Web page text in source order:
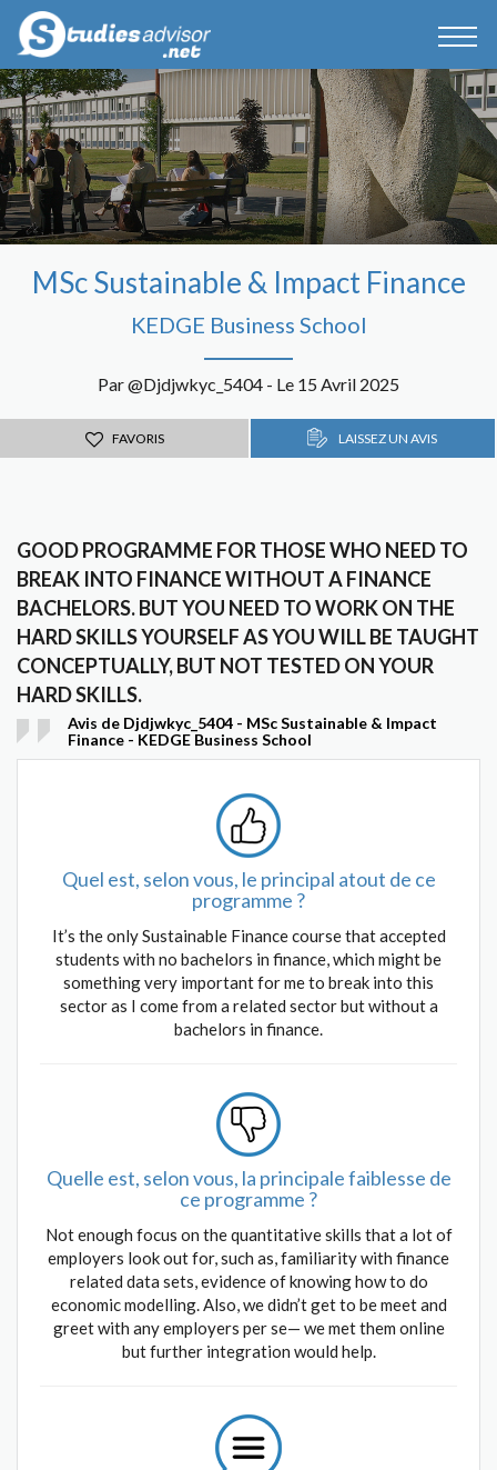
MSc Sustainable & Impact Finance
KEDGE Business School
Par @Djdjwkyc_5404 - Le 15 Avril 2025
FAVORIS LAISSEZ UN AVIS
GOOD PROGRAMME FOR THOSE WHO NEED TO
BREAK INTO FINANCE WITHOUT A FINANCE
BACHELORS. BUT YOU NEED TO WORK ON THE
HARD SKILLS YOURSELF AS YOU WILL BE TAUGHT
CONCEPTUALLY, BUT NOT TESTED ON YOUR
HARD SKILLS.
Avis de Djdjwkyc_5404 - MSc Sustainable & Impact
Finance - KEDGE Business School
Quel est, selon vous, le principal atout de ce
programme ?
It’s the only Sustainable Finance course that accepted
students with no bachelors in finance, which might be
something very important for me to break into this
sector as I come from a related sector but without a
bachelors in finance.
Quelle est, selon vous, la principale faiblesse de
ce programme ?
Not enough focus on the quantitative skills that a lot of
employers look out for, such as, familiarity with finance
related data sets, evidence of knowing how to do
economic modelling. Also, we didn’t get to be meet and
greet with any employers per se— we met them online
but further integration would help.